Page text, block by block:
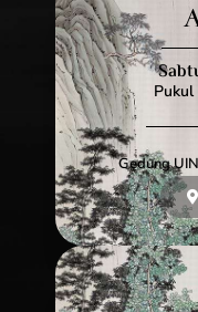
Gedung